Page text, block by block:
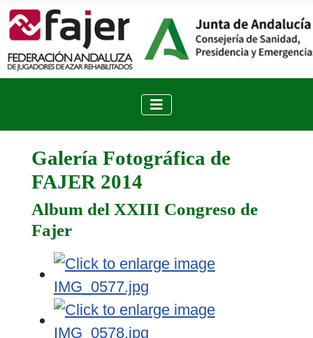
Galería Fotográfica de
FAJER 2014
Album del XXIII Congreso de
Fajer